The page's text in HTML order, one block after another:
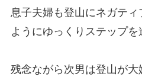
息子夫婦も登山にネガテ
ようにゆっくりステップを
残念ながら次男は登山が大